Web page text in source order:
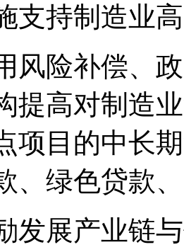
支持制造业
风险补偿、
提高对制造
项目的中长
、绿色贷款
发展产业链